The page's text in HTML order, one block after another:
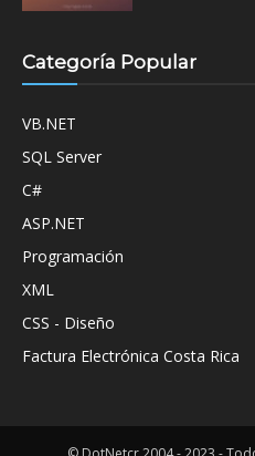
Categoría Popular
VB.NET
SQL Server
C#
ASP.NET
Programación
XML
CSS - Diseño
Factura Electrónica Costa Rica